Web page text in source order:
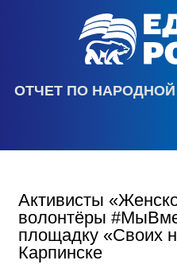
ОТЧЕТ ПО НАРОДНОЙ
Активисты
волонтёры
площадку «Своих
Карпинске